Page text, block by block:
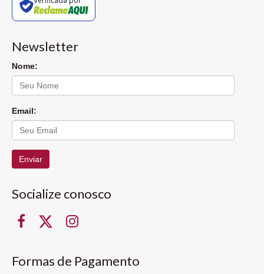
Newsletter
Nome:
Email:
Enviar
Socialize conosco
Formas de Pagamento